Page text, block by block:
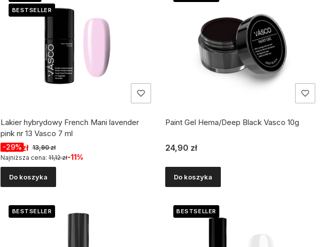
BESTSELLER
Lakier hybrydowy French Mani lavender
pink nr 13 Vasco 7 ml
Cena promocyjna
9,90 zł 13,90 zł
-29%
Najniższa cena: 11,12 zł-11%
Do koszyka
Paint Gel Hema/Deep Black Vasco 10g
Cena
24,90 zł
Do koszyka
BESTSELLER BESTSELLER